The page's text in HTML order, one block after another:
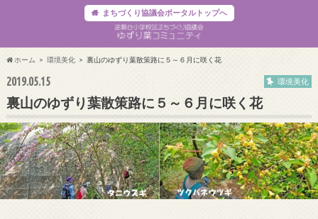
まちづくり協議会ポータルトップへ
ホーム 環境美化 裏山のゆずり葉散策路に５～６月に咲く花
2019.05.15 環境美化
裏山のゆずり葉散策路に５～６月に咲く花